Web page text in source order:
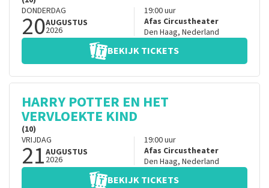
DONDERDAG
20AUGUSTUS
2026
19:00uur
Afas Circustheater
Den Haag, Nederland
BEKIJK TICKETS
HARRY POTTER EN HET
VERVLOEKTE KIND
(10)
VRIJDAG
21AUGUSTUS
2026
19:00uur
Afas Circustheater
Den Haag, Nederland
BEKIJK TICKETS